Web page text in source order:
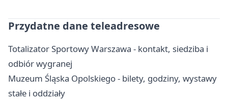
Przydatne dane teleadresowe
Totalizator Sportowy Warszawa - kontakt, siedziba i
odbiór wygranej
Muzeum Śląska Opolskiego - bilety, godziny, wystawy
stałe i oddziały